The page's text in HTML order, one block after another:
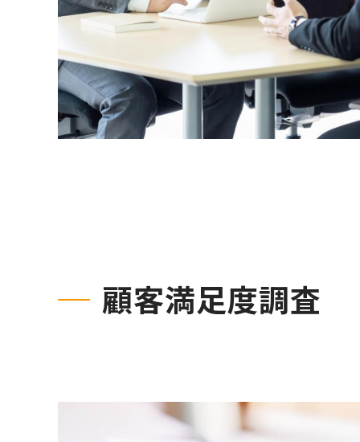
顧客満足度調査